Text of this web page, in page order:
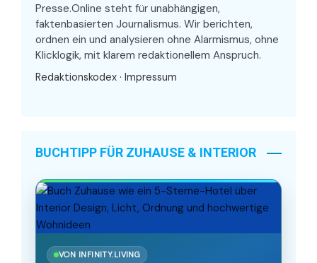
Presse.Online steht für unabhängigen,
faktenbasierten Journalismus. Wir berichten,
ordnen ein und analysieren ohne Alarmismus, ohne
Klicklogik, mit klarem redaktionellem Anspruch.
Redaktionskodex · Impressum
BUCHTIPP FÜR ZUHAUSE & INTERIOR
VON INFINITY.LIVING